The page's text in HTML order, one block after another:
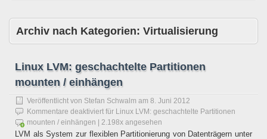
Archiv nach Kategorien: Virtualisierung
Linux LVM: geschachtelte Partitionen
mounten / einhängen
Veröffentlicht von Stefan Schwalm am 8. Juni 2012
Kommentare deaktiviert für Linux LVM: geschachtelte Partitionen
mounten / einhängen | 2.198x angesehen
LVM als System zur flexiblen Partitionierung von Datenträgern unter